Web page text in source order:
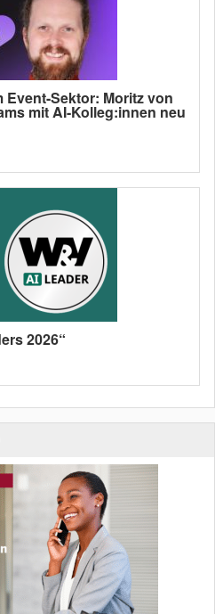
Sektor: Moritz von
mit AI-Kolleg:innen neu
2026“